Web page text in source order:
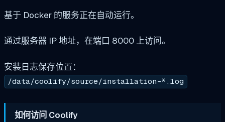
基于 Docker 的服务正在自动运行。
通过服务器 IP 地址，在端口 8000 上访问。
安装日志保存位置：
/data/coolify/source/installation-*.log
如何访问 Coolify